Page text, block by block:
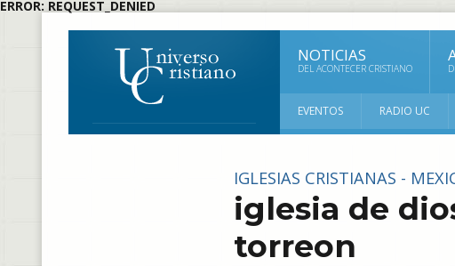
ERROR: REQUEST_DENIED
NOTICIAS
DEL ACONTECER CRISTIANO
EVENTOS RADIO UC
IGLESIAS CRISTIANAS -
iglesia de
torreon